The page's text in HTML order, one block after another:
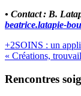
• Contact : B.
beatrice.latapie-
+2SOINS : un
« Créations,
Rencontres